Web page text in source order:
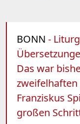
BONN -
Das war
Franziskus
großen